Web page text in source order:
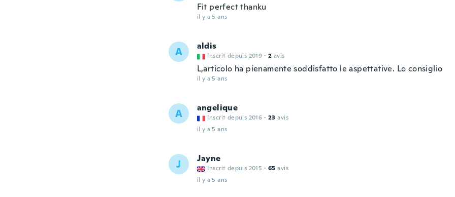
Fit perfect thanku
il y a 5 ans
A aldis
Inscrit depuis 2019 · 2 avis
L,articolo ha pienamente soddisfatto le aspettative. Lo consiglio
il y a 5 ans
A angelique
Inscrit depuis 2016 · 23 avis
il y a 5 ans
J Jayne
Inscrit depuis 2015 · 65 avis
il y a 5 ans